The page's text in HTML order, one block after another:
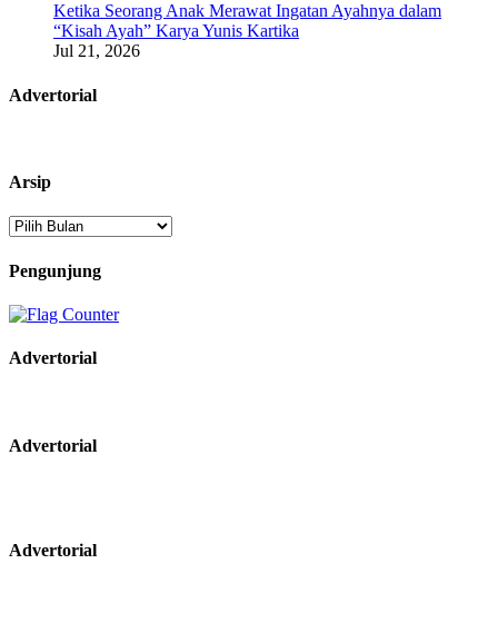
Ketika Seorang Anak Merawat Ingatan Ayahnya dalam
“Kisah Ayah” Karya Yunis Kartika
Jul 21, 2026
Advertorial
Arsip
Arsip
Pengunjung
Advertorial
Advertorial
Advertorial